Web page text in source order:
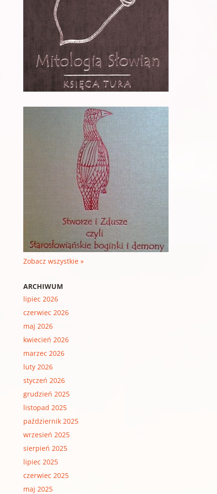
Zobacz wszystkie »
ARCHIWUM
lipiec 2026
czerwiec 2026
maj 2026
kwiecień 2026
marzec 2026
luty 2026
styczeń 2026
grudzień 2025
listopad 2025
październik 2025
wrzesień 2025
sierpień 2025
lipiec 2025
czerwiec 2025
maj 2025